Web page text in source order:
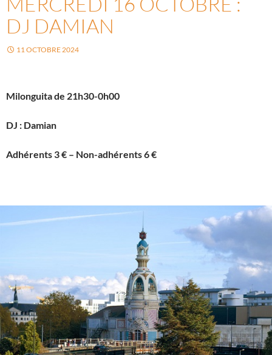
DJ DAMIAN
11 OCTOBRE 2024
Milonguita de 21h30-0h00
DJ : Damian
Adhérents 3 € – Non-adhérents 6 €